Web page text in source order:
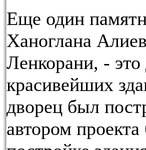
Еще один
Ханоглана
Ленкорани, -
красивейших
дворец был
автором